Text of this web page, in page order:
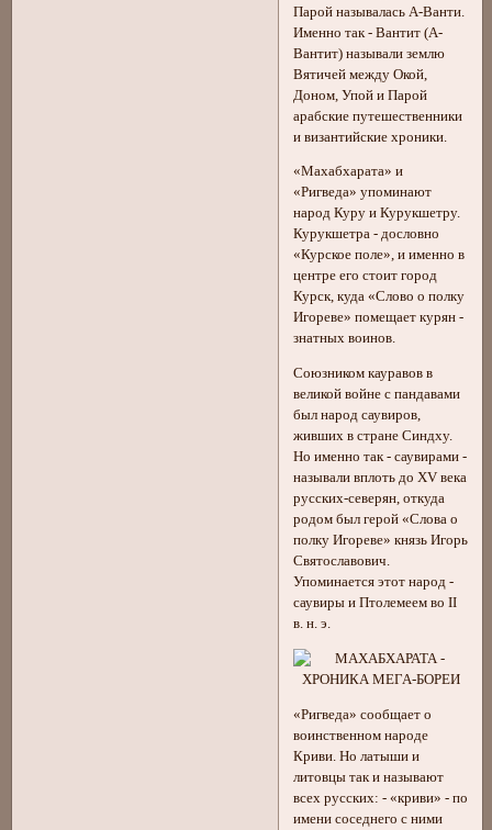
Парой называлась А-Ванти.
Именно так - Вантит (А-
Вантит) называли землю
Вятичей между Окой,
Доном, Упой и Парой
арабские путешественники
и византийские хроники.
«Махабхарата» и
«Ригведа» упоминают
народ Куру и Курукшетру.
Курукшетра - дословно
«Курское поле», и именно в
центре его стоит город
Курск, куда «Слово о полку
Игореве» помещает курян -
знатных воинов.
Союзником кауравов в
великой войне с пандавами
был народ саувиров,
живших в стране Синдху.
Но именно так - саувирами -
называли вплоть до XV века
русских-северян, откуда
родом был герой «Слова о
полку Игореве» князь Игорь
Святославович.
Упоминается этот народ -
саувиры и Птолемеем во II
в. н. э.
«Ригведа» сообщает о
воинственном народе
Криви. Но латыши и
литовцы так и называют
всех русских: - «криви» - по
имени соседнего с ними